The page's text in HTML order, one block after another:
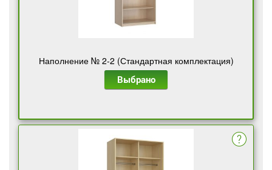
Наполнение № 2-2 (Стандартная комплектация)
Выбрано